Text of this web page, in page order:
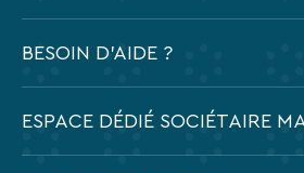
Feuilletez nos brochures
BESOIN D'AIDE ?
Contactez-nous
ESPACE DÉDIÉ SOCIÉTAIRE